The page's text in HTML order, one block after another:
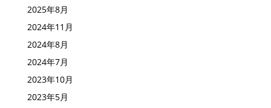
2025年9月
2025年8月
2024年11月
2024年8月
2024年7月
2023年10月